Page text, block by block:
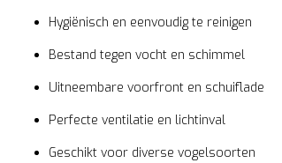
Hygiënisch en eenvoudig te reinigen
Bestand tegen vocht en schimmel
Uitneembare voorfront en schuiflade
Perfecte ventilatie en lichtinval
Geschikt voor diverse vogelsoorten